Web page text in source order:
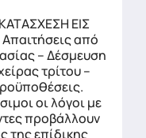
ΕΙΣ
από
– Δέσμευση
τρίτου –
οι λόγοι με
προβάλλουν
της επίδικης